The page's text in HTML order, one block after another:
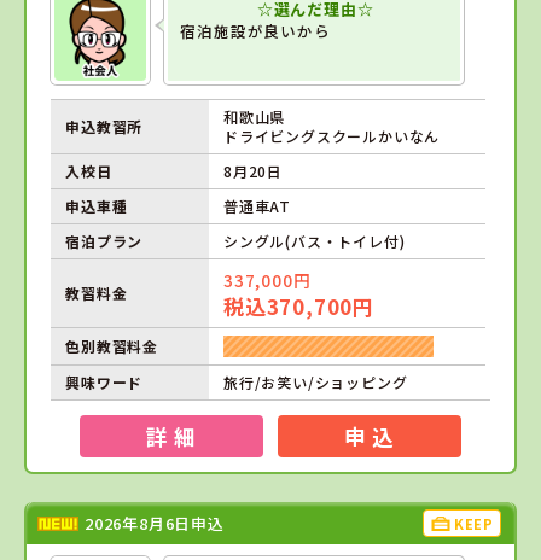
☆選んだ理由☆
宿泊施設が良いから
申込教習所
和歌山県
ドライビングスクールかいなん
入校日
8月20日
申込車種
普通車AT
宿泊プラン
シングル(バス・トイレ付)
教習料金
337,000円
税込370,700円
色別教習料金
興味ワード
旅行/お笑い/ショッピング
詳 細 申 込
2026年8月6日申込 KEEP